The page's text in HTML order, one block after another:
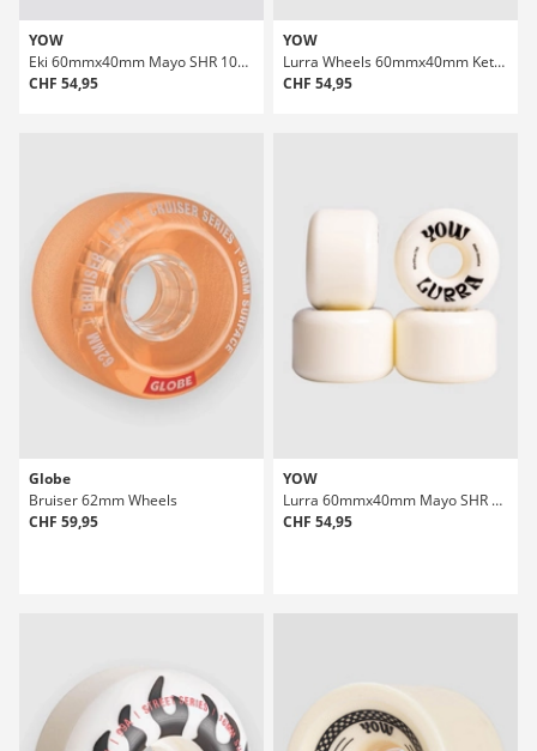
YOW
Eki 60mmx40mm Mayo SHR 101A Wheels
CHF 54,95
YOW
Lurra Wheels 60mmx40mm Ketchup Shr 82A Wheels
CHF 54,95
Globe
Bruiser 62mm Wheels
CHF 59,95
YOW
Lurra 60mmx40mm Mayo SHR 78A Wheels
CHF 54,95